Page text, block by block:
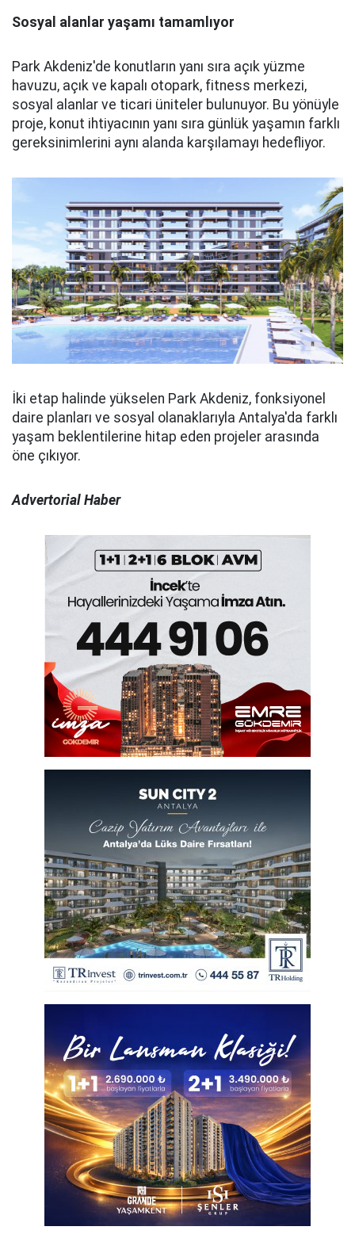
Sosyal alanlar yaşamı tamamlıyor
Park Akdeniz'de konutların yanı sıra açık yüzme
havuzu, açık ve kapalı otopark, fitness merkezi,
sosyal alanlar ve ticari üniteler bulunuyor. Bu yönüyle
proje, konut ihtiyacının yanı sıra günlük yaşamın farklı
gereksinimlerini aynı alanda karşılamayı hedefliyor.
İki etap halinde yükselen Park Akdeniz, fonksiyonel
daire planları ve sosyal olanaklarıyla Antalya'da farklı
yaşam beklentilerine hitap eden projeler arasında
öne çıkıyor.
Advertorial Haber